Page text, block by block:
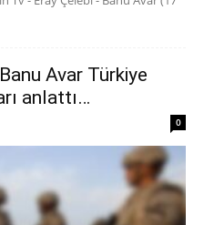
Avar Türkiye
anlattı…
0